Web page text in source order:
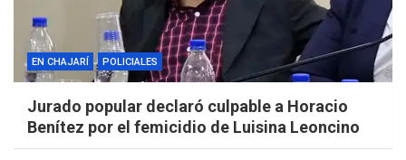
EN CHAJARÍ POLICIALES
Jurado popular declaró culpable a Horacio
Benítez por el femicidio de Luisina Leoncino